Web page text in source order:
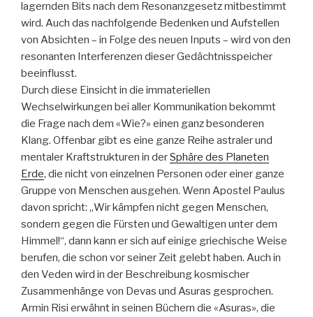
lagernden Bits nach dem Resonanzgesetz mitbestimmt
wird. Auch das nachfolgende Bedenken und Aufstellen
von Absichten – in Folge des neuen Inputs – wird von den
resonanten Interferenzen dieser Gedächtnisspeicher
beeinflusst.
Durch diese Einsicht in die immateriellen
Wechselwirkungen bei aller Kommunikation bekommt
die Frage nach dem «Wie?» einen ganz besonderen
Klang. Offenbar gibt es eine ganze Reihe astraler und
mentaler Kraftstrukturen in derSphäre des Planeten
Erde, die nicht von einzelnen Personen oder einer ganze
Gruppe von Menschen ausgehen. Wenn Apostel Paulus
davon spricht: „Wir kämpfen nicht gegen Menschen,
sondern gegen die Fürsten und Gewaltigen unter dem
Himmel!“, dann kann er sich auf einige griechische Weise
berufen, die schon vor seiner Zeit gelebt haben. Auch in
den Veden wird in der Beschreibung kosmischer
Zusammenhänge von Devas und Asuras gesprochen.
Armin Risi erwähnt in seinen Büchern die «Asuras», die